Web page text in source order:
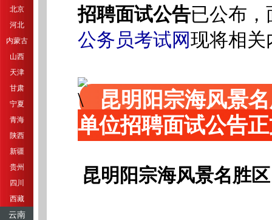
北京
河北
内蒙古
山西
天津
甘肃
宁夏
青海
陕西
新疆
贵州
四川
西藏
云南
招聘面试公告已公布，
公务员考试网现将相关
昆明阳宗海风景
单位招聘面试公告
昆明阳宗海风景名胜